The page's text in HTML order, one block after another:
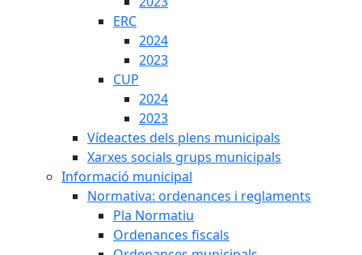
ERC
2024
2023
CUP
2024
2023
Vídeactes dels plens municipals
Xarxes socials grups municipals
Informació municipal
Normativa: ordenances i reglaments
Pla Normatiu
Ordenances fiscals